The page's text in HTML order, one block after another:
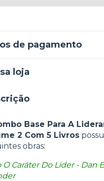
de pagamento
loja
Base Para A
2 Com 5 Livros
obras:
O Caráter Do Líder - Dan